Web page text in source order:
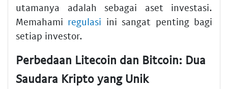
utamanya adalah sebagai aset investasi.
Memahami regulasi ini sangat penting bagi
setiap investor.
Perbedaan Litecoin dan Bitcoin: Dua
Saudara Kripto yang Unik